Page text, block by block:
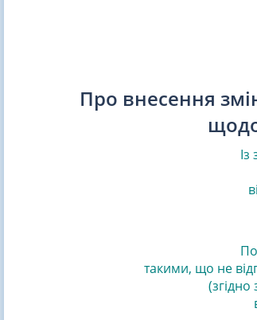
Про внесення
такими, що не